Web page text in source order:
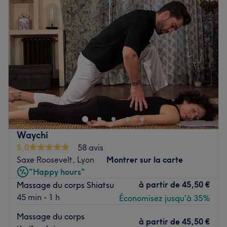
Voir le salon
Mercredi
10:00
19:00
Jeudi
10:00–19:00
Vendredi
10:00–19:00
Samedi
10:00– 18:00
Dimanche
Fermé
Institut de beauté et spa orchidée est un lieu de beauté
installé à Lyon, dans le 6e arrondissemnt. Profitez d'un
moment rien qu'à vous grâce à des soins sur mesure
effectués avec professionnalisme. Que ce soit pour une
pause bien-être rapide ou une journée de cocooning, le
salon met l'accent sur les soins et garantit une expérience
mémorable.
Transport public le plus proche
À seulement trois minutes à pied de la Gare Part-Dieu
Waychi
5,0
58 avis
Saxe Roosevelt, Lyon
Montrer sur la carte
"Happy hours"
Massage du corps Shiatsu
45 min - 1 h
à partir de 45,50 €
Économisez jusqu'à 35%
Massage du corps
à partir de 45,50 €